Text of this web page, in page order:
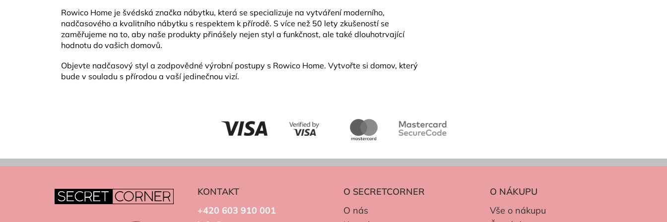
Rowico Home je švédská značka nábytku, která se specializuje na vytváření moderního,
nadčasového a kvalitního nábytku s respektem k přírodě. S více než 50 lety zkušeností se
zaměřujeme na to, aby naše produkty přinášely nejen styl a funkčnost, ale také dlouhotrvající
hodnotu do vašich domovů.
Objevte nadčasový styl a zodpovědné výrobní postupy s Rowico Home. Vytvořte si domov, který
bude v souladu s přírodou a vaší jedinečnou vizí.
KONTAKT
+420 603 910 001
O SECRETCORNER
O nás
O NÁKUPU
Vše o nákupu